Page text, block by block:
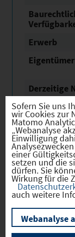
Erwerb
Eigentümer
Derzeitige
Verkehr
Sofern Sie uns
wir Cookies zur
Matomo
„Webanalyse
Einwilligung
einer
setzen und die
dürfen. Sie
Wirkung für die
auch weitere
Webanalyse